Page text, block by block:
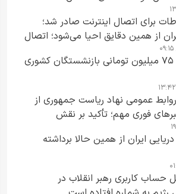
برای اتصال اینترنت صادر شد؛
از همین دقایق احیا می‌شود؛ اتصال
آغاز ثبت‌نام وام ۷۵ میلیون تومانی بازنشستگان کشوری
عمومی نهاد ریاست جمهوری از
فوری مهم؛ تأکید بر نقش
و مسئول در ارتقای آگاهی عمومی
ایران از همین حالا برداشته
کاربری رهبر انقلاب در